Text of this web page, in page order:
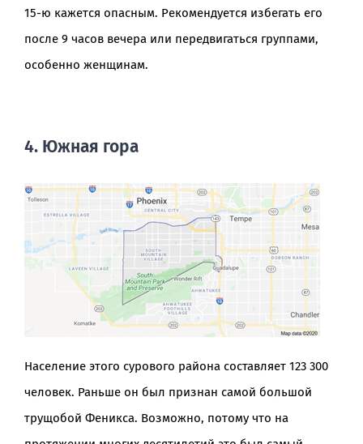
15-ю кажется опасным. Рекомендуется избегать его
после 9 часов вечера или передвигаться группами,
особенно женщинам.
4. Южная гора
Население этого сурового района составляет 123 300
человек. Раньше он был признан самой большой
трущобой Феникса. Возможно, потому что на